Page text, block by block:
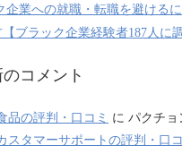
企業への就職・転職を避ける
ブラック企業経験者187人に調
コメント
品の評判・口コミ に パクチョ
スタマーサポートの評判・口